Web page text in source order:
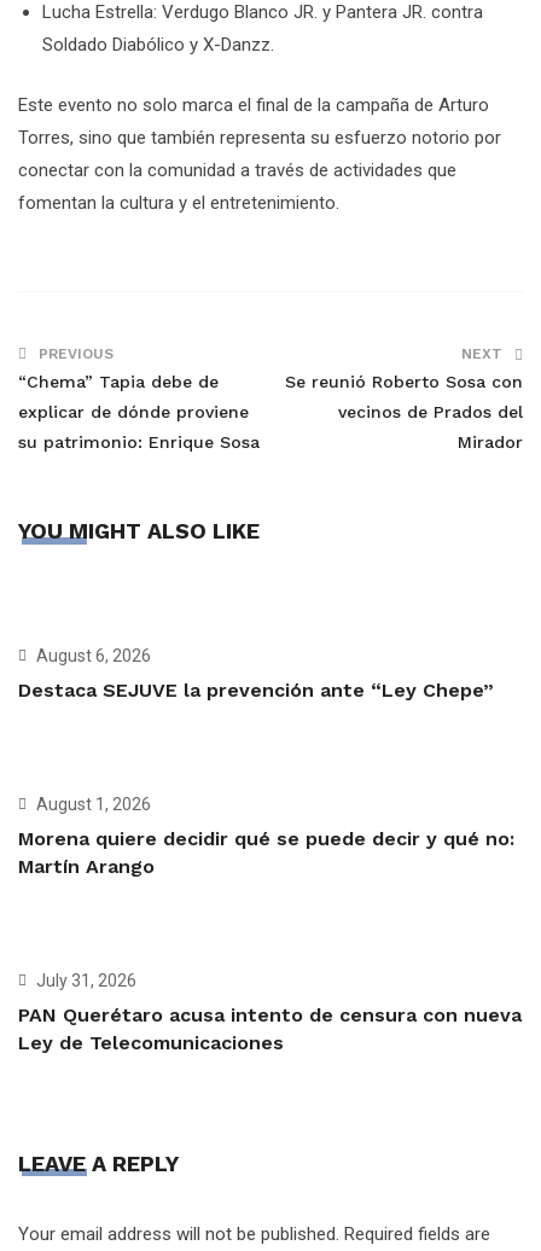
Lucha Estrella: Verdugo Blanco JR. y Pantera JR. contra
Soldado Diabólico y X-Danzz.
Este evento no solo marca el final de la campaña de Arturo
Torres, sino que también representa su esfuerzo notorio por
conectar con la comunidad a través de actividades que
fomentan la cultura y el entretenimiento.
PREVIOUS
“Chema” Tapia debe de
explicar de dónde proviene
su patrimonio: Enrique Sosa
NEXT
Se reunió Roberto Sosa con
vecinos de Prados del
Mirador
YOU MIGHT ALSO LIKE
August 6, 2026
Destaca SEJUVE la prevención ante “Ley Chepe”
August 1, 2026
Morena quiere decidir qué se puede decir y qué no:
Martín Arango
July 31, 2026
PAN Querétaro acusa intento de censura con nueva
Ley de Telecomunicaciones
LEAVE A REPLY
Your email address will not be published. Required fields are